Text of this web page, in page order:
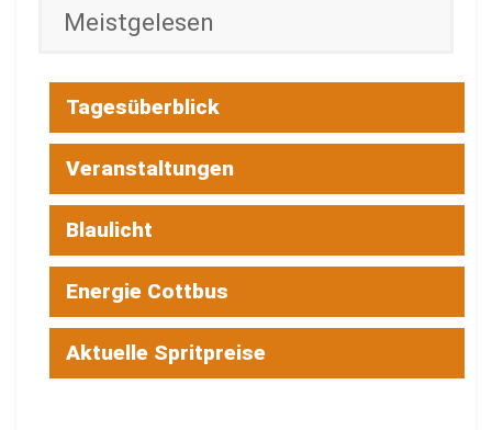
Meistgelesen
Tagesüberblick
Veranstaltungen
Blaulicht
Energie Cottbus
Aktuelle Spritpreise